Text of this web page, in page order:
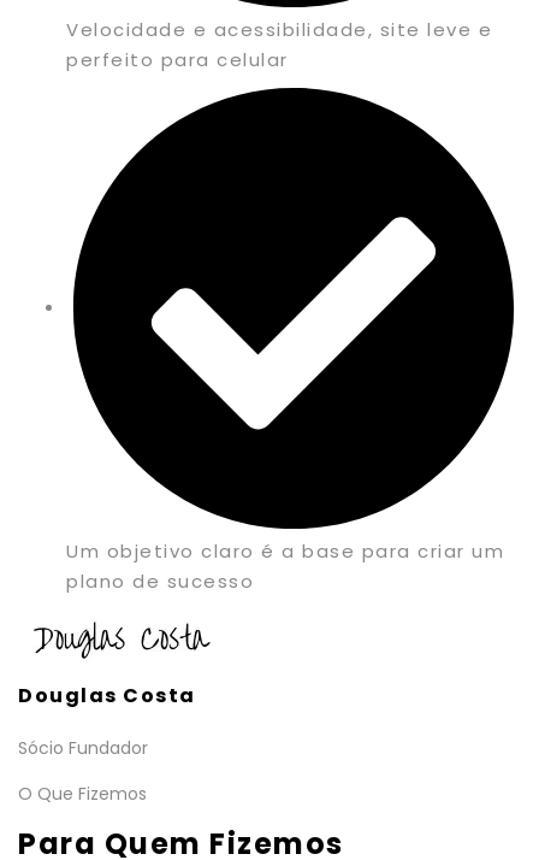
Velocidade e acessibilidade, site leve e
perfeito para celular
Um objetivo claro é a base para criar um
plano de sucesso
Douglas Costa
Sócio Fundador
O Que Fizemos
Para Quem Fizemos